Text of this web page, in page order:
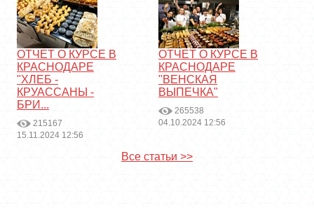
ОТЧЕТ О КУРСЕ В
КРАСНОДАРЕ
"ХЛЕБ -
КРУАССАНЫ -
БРИ...
215167
15.11.2024 12:56
ОТЧЕТ О КУРСЕ В
КРАСНОДАРЕ
"ВЕНСКАЯ
ВЫПЕЧКА"
265538
04.10.2024 12:56
Все статьи >>